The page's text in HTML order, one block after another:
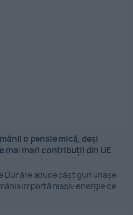
o pensie mică, deși
mai mari contribuții din UE
Dunăre aduce câștiguri uriașe
importă masiv energie de